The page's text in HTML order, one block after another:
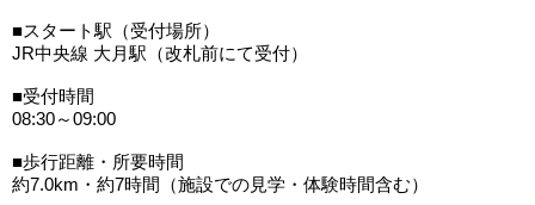
■スタート駅（受付場所）
JR中央線 大月駅（改札前にて受付）
■受付時間
08:30～09:00
■歩行距離・所要時間
約7.0km・約7時間（施設での見学・体験時間含む）